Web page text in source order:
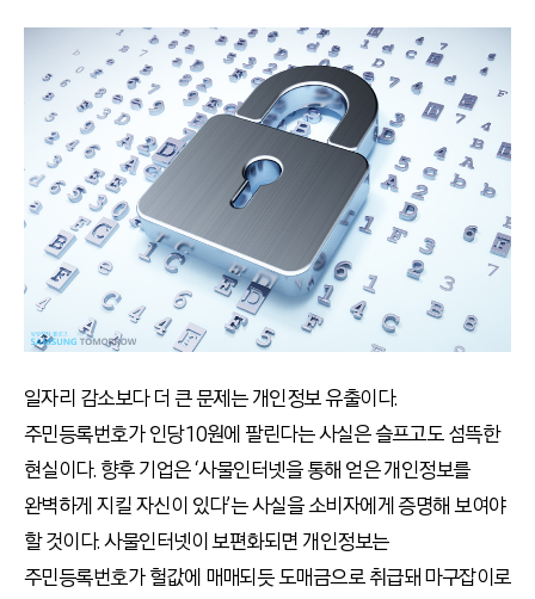
일자리 감소보다 더 큰 문제는 개인정보 유출이다.
주민등록번호가 인당 10원에 팔린다는 사실은 슬프고도 섬뜩한
현실이다. 향후 기업은 ‘사물인터넷을 통해 얻은 개인정보를
완벽하게 지킬 자신이 있다’는 사실을 소비자에게 증명해 보여야
할 것이다. 사물인터넷이 보편화되면 개인정보는
주민등록번호가 헐값에 매매되듯 도매금으로 취급돼 마구잡이로